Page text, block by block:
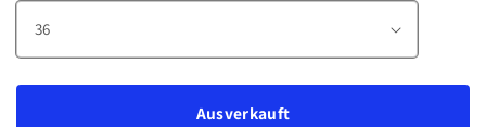
Ausverkauft